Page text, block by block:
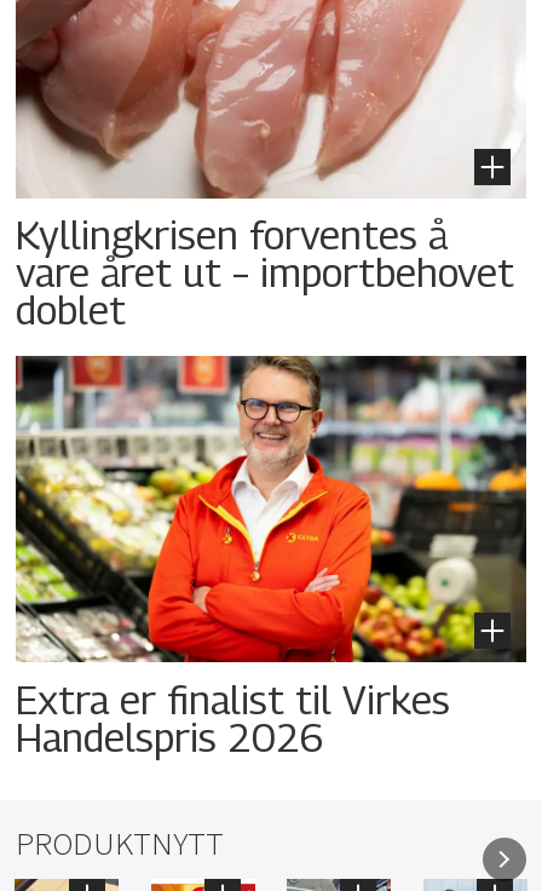
Kyllingkrisen forventes å
vare året ut – importbehovet
doblet
Extra er finalist til Virkes
Handelspris 2026
PRODUKTNYTT